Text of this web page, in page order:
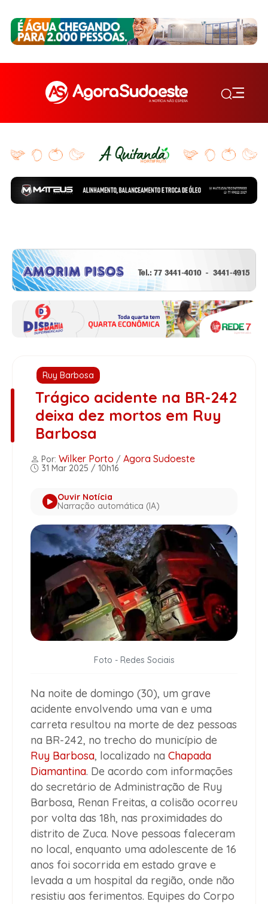
Ruy Barbosa
Trágico acidente na BR-242
deixa dez mortos em Ruy
Barbosa
Por: Wilker Porto / Agora Sudoeste
31 Mar 2025 / 10h16
Ouvir Notícia
Narração automática (IA)
Foto - Redes Sociais
Na noite de domingo (30), um grave
acidente envolvendo uma van e uma
carreta resultou na morte de dez pessoas
na BR-242, no trecho do município de
Ruy Barbosa, localizado na Chapada
Diamantina. De acordo com informações
do secretário de Administração de Ruy
Barbosa, Renan Freitas, a colisão ocorreu
por volta das 18h, nas proximidades do
distrito de Zuca. Nove pessoas faleceram
no local, enquanto uma adolescente de 16
anos foi socorrida em estado grave e
levada a um hospital da região, onde não
resistiu aos ferimentos. Equipes do Corpo